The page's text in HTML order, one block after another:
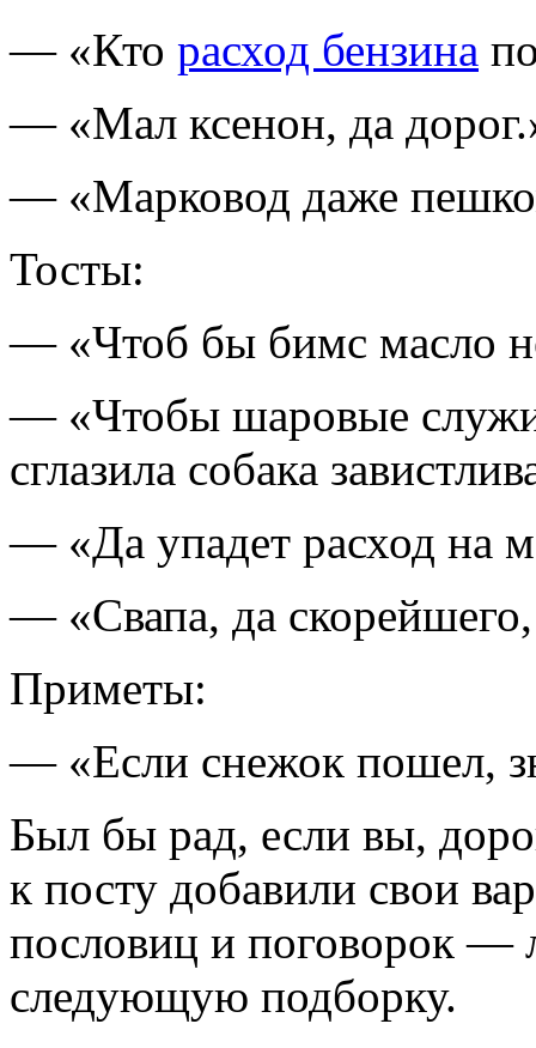
— «Кто расход бензина
— «Мал ксенон, да
— «Марковод даже
Тосты:
— «Чтоб бы бимс масло
— «Чтобы шаровые
сглазила собака
— «Да упадет расход на
— «Свапа, да
Приметы:
— «Если снежок пошел,
Был бы рад, если вы,
к посту добавили свои
пословиц и поговорок —
следующую подборку.